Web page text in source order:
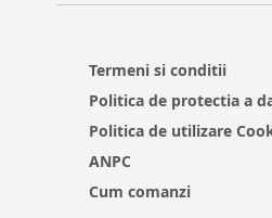
Termeni si conditii
Politica de protectia a
Politica de utilizare
ANPC
Cum comanzi